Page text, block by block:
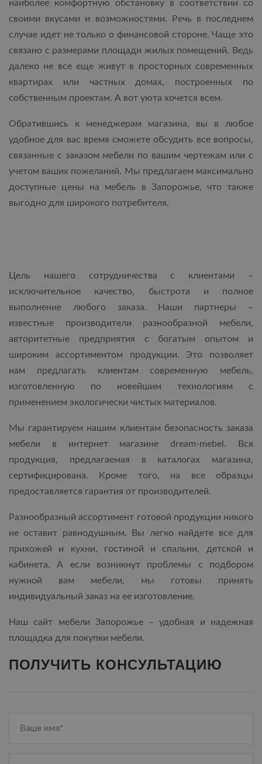
наиболее комфортную обстановку в соответствии со
своими вкусами и возможностями. Речь в последнем
случае идет не только о финансовой стороне. Чаще это
связано с размерами площади жилых помещений. Ведь
далеко не все еще живут в просторных современных
квартирах или частных домах, построенных по
собственным проектам. А вот уюта хочется всем.
Обратившись к менеджерам магазина, вы в любое
удобное для вас время сможете обсудить все вопросы,
связанные с заказом мебели по вашим чертежам или с
учетом ваших пожеланий. Мы предлагаем максимально
доступные цены на мебель в Запорожье, что также
выгодно для широкого потребителя.
Цель нашего сотрудничества с клиентами –
исключительное качество, быстрота и полное
выполнение любого заказа. Наши партнеры –
известные производители разнообразной мебели,
авторитетные предприятия с богатым опытом и
широким ассортиментом продукции. Это позволяет
нам предлагать клиентам современную мебель,
изготовленную по новейшим технологиям с
применением экологически чистых материалов.
Мы гарантируем нашим клиентам безопасность заказа
мебели в интернет магазине dream-mebel. Вся
продукция, предлагаемая в каталогах магазина,
сертифицирована. Кроме того, на все образцы
предоставляется гарантия от производителей.
Разнообразный ассортимент готовой продукции никого
не оставит равнодушным. Вы легко найдете все для
прихожей и кухни, гостиной и спальни, детской и
кабинета. А если возникнут проблемы с подбором
нужной вам мебели, мы готовы принять
индивидуальный заказ на ее изготовление.
Наш сайт мебели Запорожье – удобная и надежная
площадка для покупки мебели.
ПОЛУЧИТЬ КОНСУЛЬТАЦИЮ